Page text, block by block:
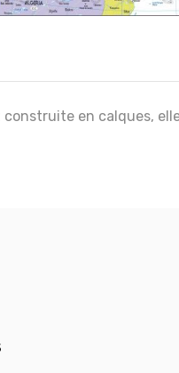
en calques,